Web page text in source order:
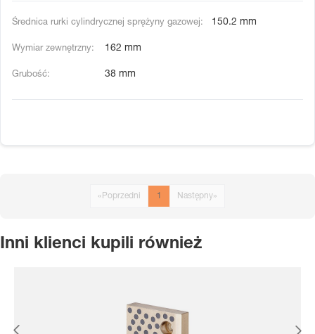
150.2 mm
162 mm
38 mm
« Poprzedni 1 Następny»
Inni klienci kupili również